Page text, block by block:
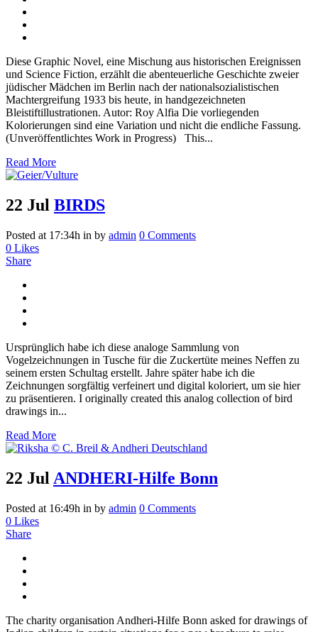
Diese Graphic Novel, eine Mischung aus historischen Ereignissen
und Science Fiction, erzählt die abenteuerliche Geschichte zweier
jüdischer Mädchen im Berlin nach der nationalsozialistischen
Machtergreifung 1933 bis heute, in handgezeichneten
Bleistiftillustrationen. Autor: Roy Alfia Die vorliegenden
Kolorierungen sind eine Variation und nicht die endliche Fassung.
(Unveröffentlichtes Work in Progress) This...
Read More
22 Jul BIRDS
Posted at 17:34h in by admin 0 Comments
0 Likes
Share
Ursprünglich habe ich diese analoge Sammlung von
Vogelzeichnungen in Tusche für die Zuckertüte meines Neffen zu
seinem ersten Schultag erstellt. Jahre später habe ich die
Zeichnungen sorgfältig verfeinert und digital koloriert, um sie hier
zu präsentieren. I originally created this analog collection of bird
drawings in...
Read More
22 Jul ANDHERI-Hilfe Bonn
Posted at 16:49h in by admin 0 Comments
0 Likes
Share
The charity organisation Andheri-Hilfe Bonn asked for drawings of